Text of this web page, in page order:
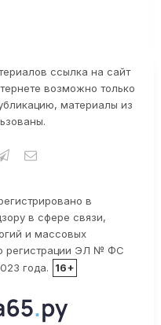
ссылка на сайт
возможно только
материалы из
в
в сфере связи,
и массовых
регистрации ЭЛ № ФС
года.
16+